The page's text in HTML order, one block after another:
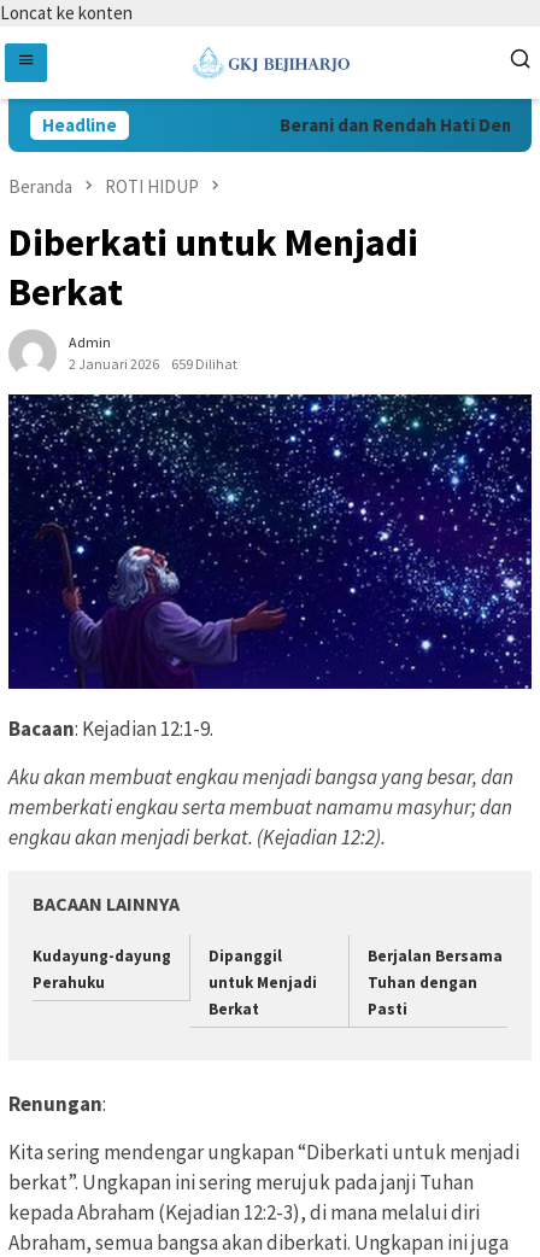
Loncat ke konten
Headline Berani dan Rendah Hati Demi
Beranda ROTI HIDUP
Diberkati untuk Menjadi
Berkat
Admin
2 Januari 2026
659 Dilihat
Bacaan: Kejadian 12:1-9.
Aku akan membuat engkau menjadi bangsa yang besar, dan
memberkati engkau serta membuat namamu masyhur; dan
engkau akan menjadi berkat. (Kejadian 12:2).
BACAAN LAINNYA
Kudayung-dayung
Perahuku
Dipanggil
untuk Menjadi
Berkat
Berjalan Bersama
Tuhan dengan
Pasti
Renungan:
Kita sering mendengar ungkapan “Diberkati untuk menjadi
berkat”. Ungkapan ini sering merujuk pada janji Tuhan
kepada Abraham (Kejadian 12:2-3), di mana melalui diri
Abraham, semua bangsa akan diberkati. Ungkapan ini juga